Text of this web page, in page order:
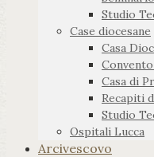
Studio
Case diocesane
Casa
Casa di
Recapiti
Studio
Ospitali Lucca
Arcivescovo